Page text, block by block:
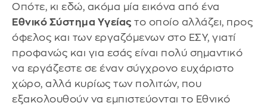
Οπότε, κι εδώ, ακόμα μία εικόνα από ένα
Εθνικό Σύστημα Υγείας το οποίο αλλάζει, προς
όφελος και των εργαζόμενων στο ΕΣΥ, γιατί
προφανώς και για εσάς είναι πολύ σημαντικό
να εργάζεστε σε έναν σύγχρονο ευχάριστο
χώρο, αλλά κυρίως των πολιτών, που
εξακολουθούν να εμπιστεύονται το Εθνικό